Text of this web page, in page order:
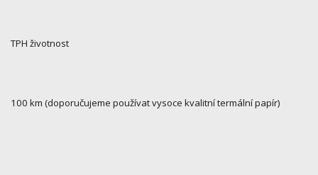
TPH životnost
100 km (doporučujeme používat vysoce kvalitní termální papír)